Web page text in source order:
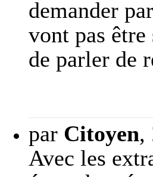
demander
vont pas
de parler de
par Citoyen,
Avec les